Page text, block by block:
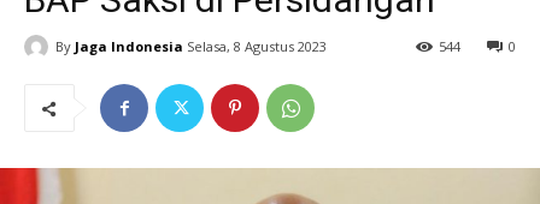
By Jaga Indonesia Selasa, 8 Agustus 2023 0
544